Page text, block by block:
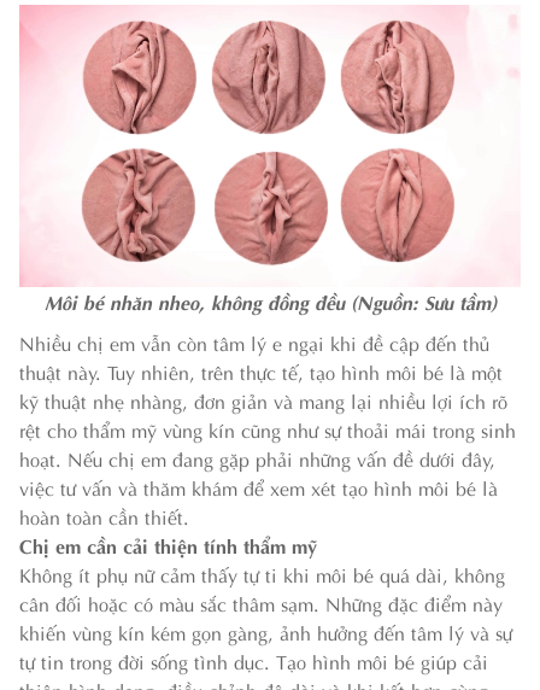
Môi bé nhăn nheo, không đồng đều (Nguồn: Sưu tầm)
Nhiều chị em vẫn còn tâm lý e ngại khi đề cập đến thủ
thuật này. Tuy nhiên, trên thực tế, tạo hình môi bé là một
kỹ thuật nhẹ nhàng, đơn giản và mang lại nhiều lợi ích rõ
rệt cho thẩm mỹ vùng kín cũng như sự thoải mái trong sinh
hoạt. Nếu chị em đang gặp phải những vấn đề dưới đây,
việc tư vấn và thăm khám để xem xét tạo hình môi bé là
hoàn toàn cần thiết.
Chị em cần cải thiện tính thẩm mỹ
Không ít phụ nữ cảm thấy tự ti khi môi bé quá dài, không
cân đối hoặc có màu sắc thâm sạm. Những đặc điểm này
khiến vùng kín kém gọn gàng, ảnh hưởng đến tâm lý và sự
tự tin trong đời sống tình dục. Tạo hình môi bé giúp cải